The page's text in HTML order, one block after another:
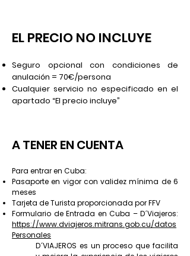
EL PRECIO NO INCLUYE
Seguro opcional con condiciones de
anulación = 70€/persona
Cualquier servicio no especificado en el
apartado “El precio incluye”
A TENER EN CUENTA
Para entrar en Cuba:
Pasaporte en vigor con validez mínima de 6
meses
Tarjeta de Turista proporcionada por FFV
Formulario de Entrada en Cuba – D´Viajeros:
https://www.dviajeros.mitrans.gob.cu/datos
Personales
D´VIAJEROS es un proceso que facilita